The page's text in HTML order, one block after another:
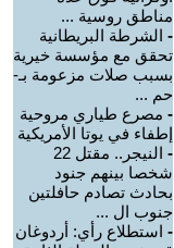
مناطق روسية ...
- الشرطة البريطانية
تحقق مع مؤسسة خيرية
بسبب صلات مزعومة بـ-
حم ...
- مصرع طياري مروحية
إطفاء في يوتا الأمريكية
-
النيجر.. مقتل 22
شخصا بينهم جنود
بحادث تصادم حافلتين
جنوب ال ...
- استطلاع رأي: أردوغان